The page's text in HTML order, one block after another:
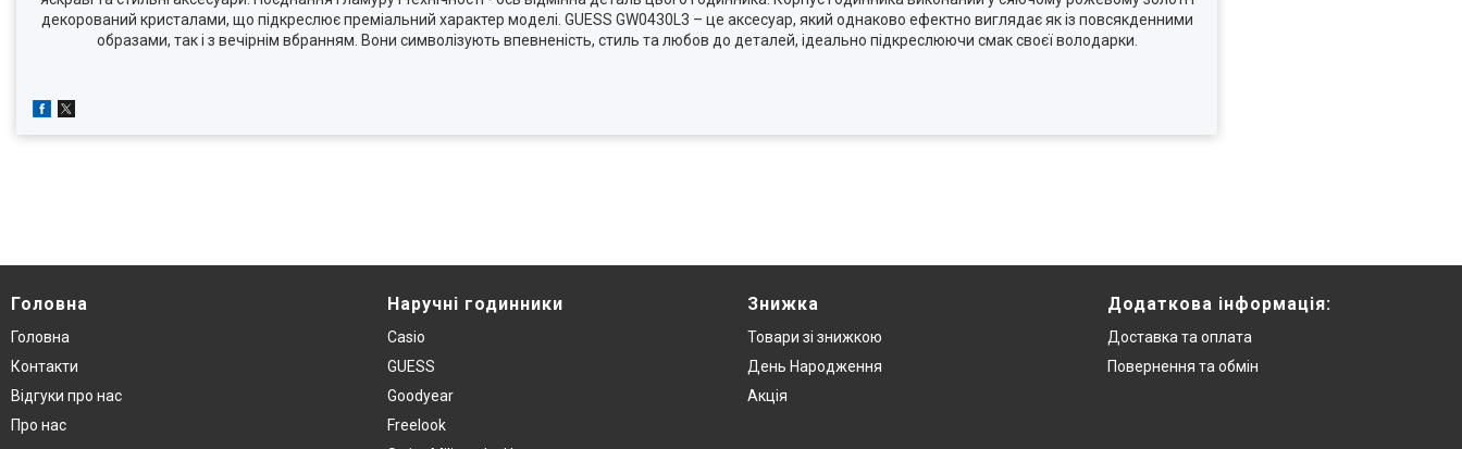
декорований кристалами, що підкреслює преміальний характер моделі. GUESS GW0430L3 – це аксесуар, який однаково ефектно виглядає як із повсякденними
образами, так і з вечірнім вбранням. Вони символізують впевненість, стиль та любов до деталей, ідеально підкреслюючи смак своєї володарки.
Головна
Головна
Контакти
Вiдгуки про нас
Про нас
Наручнi годинники
Casio
GUESS
Goodyear
Freelook
Знижка
Товари зi знижкою
День Народження
Акція
Додаткова інформацiя:
Доставка та оплата
Повернення та обмiн